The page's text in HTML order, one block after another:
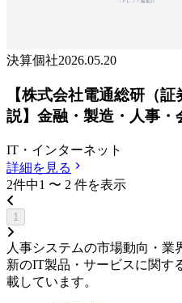
決算個社2026.05.20
【株式会社電通総研（
説】金融・製造・人事・
IT・インターネット
詳細を見る
2件中1 〜 2 件を表示
1
人事システムの市場動向・
新のIT製品・サービスに関す
載しています。